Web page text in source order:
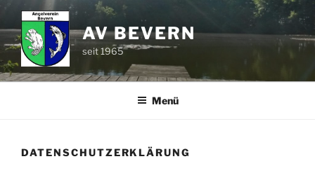
Zum
Inhalt
springen
AV BEVERN
seit 1965
Menü
DATENSCHUTZERKLÄRUNG